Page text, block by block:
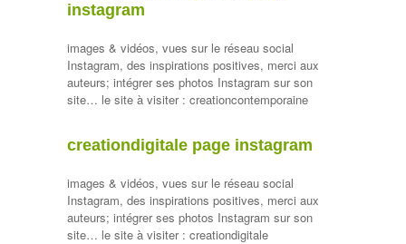
instagram
images & vidéos, vues sur le réseau social
Instagram, des inspirations positives, merci aux
auteurs; intégrer ses photos Instagram sur son
site… le site à visiter : creationcontemporaine
creationdigitale page instagram
images & vidéos, vues sur le réseau social
Instagram, des inspirations positives, merci aux
auteurs; intégrer ses photos Instagram sur son
site… le site à visiter : creationdigitale